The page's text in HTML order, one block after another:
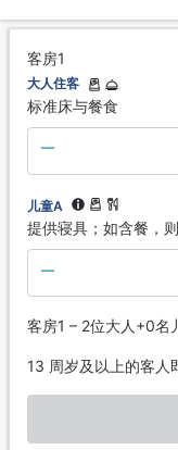
客房1
大人住客
标准床与餐食
儿童A
提供寝具；如含餐，
客房1 – 2位大人+0名
13 周岁及以上的客人